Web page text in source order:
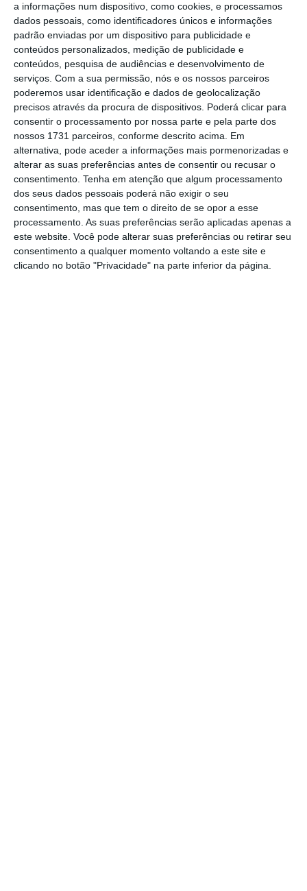
a informações num dispositivo, como cookies, e processamos
dados pessoais, como identificadores únicos e informações
padrão enviadas por um dispositivo para publicidade e
conteúdos personalizados, medição de publicidade e
conteúdos, pesquisa de audiências e desenvolvimento de
serviços. Com a sua permissão, nós e os nossos parceiros
poderemos usar identificação e dados de geolocalização
precisos através da procura de dispositivos. Poderá clicar para
consentir o processamento por nossa parte e pela parte dos
nossos 1731 parceiros, conforme descrito acima. Em
alternativa, pode aceder a informações mais pormenorizadas e
alterar as suas preferências antes de consentir ou recusar o
consentimento. Tenha em atenção que algum processamento
dos seus dados pessoais poderá não exigir o seu
consentimento, mas que tem o direito de se opor a esse
processamento. As suas preferências serão aplicadas apenas a
este website. Você pode alterar suas preferências ou retirar seu
consentimento a qualquer momento voltando a este site e
clicando no botão "Privacidade" na parte inferior da página.
Pedro Nuno chega à campanha no dia ‘horribilis’ de
Cotrim
Ler Mais
As signatárias sublinham que “a ligeireza com
que se colocam em causa a integridade e a
reputação de uma pessoa é irresponsável e
contribui para um clima de suspeição que não
serve a verdade”.
“Como o silêncio de quem conhece a
realidade também pode ser uma forma de
injustiça, escolhemos falar”, escrevem ainda,
justificando que o objetivo do texto é